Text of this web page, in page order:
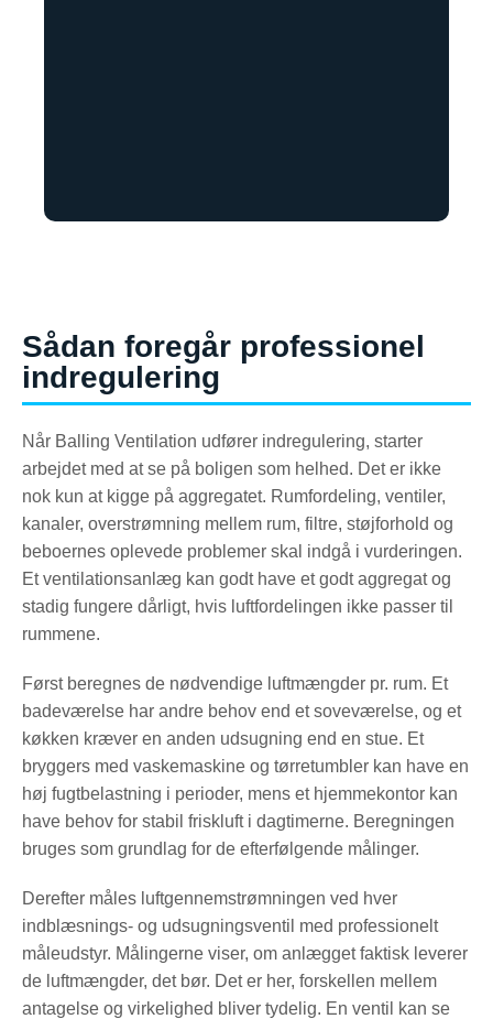
Sådan foregår professionel
indregulering
Når Balling Ventilation udfører indregulering, starter
arbejdet med at se på boligen som helhed. Det er ikke
nok kun at kigge på aggregatet. Rumfordeling, ventiler,
kanaler, overstrømning mellem rum, filtre, støjforhold og
beboernes oplevede problemer skal indgå i vurderingen.
Et ventilationsanlæg kan godt have et godt aggregat og
stadig fungere dårligt, hvis luftfordelingen ikke passer til
rummene.
Først beregnes de nødvendige luftmængder pr. rum. Et
badeværelse har andre behov end et soveværelse, og et
køkken kræver en anden udsugning end en stue. Et
bryggers med vaskemaskine og tørretumbler kan have en
høj fugtbelastning i perioder, mens et hjemmekontor kan
have behov for stabil friskluft i dagtimerne. Beregningen
bruges som grundlag for de efterfølgende målinger.
Derefter måles luftgennemstrømningen ved hver
indblæsnings- og udsugningsventil med professionelt
måleudstyr. Målingerne viser, om anlægget faktisk leverer
de luftmængder, det bør. Det er her, forskellen mellem
antagelse og virkelighed bliver tydelig. En ventil kan se